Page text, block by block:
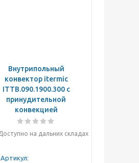
Внутрипольный
конвектор itermic
ITTB.090.1900.300 с
принудительной
конвекцией
Доступно на дальних складах
Артикул: